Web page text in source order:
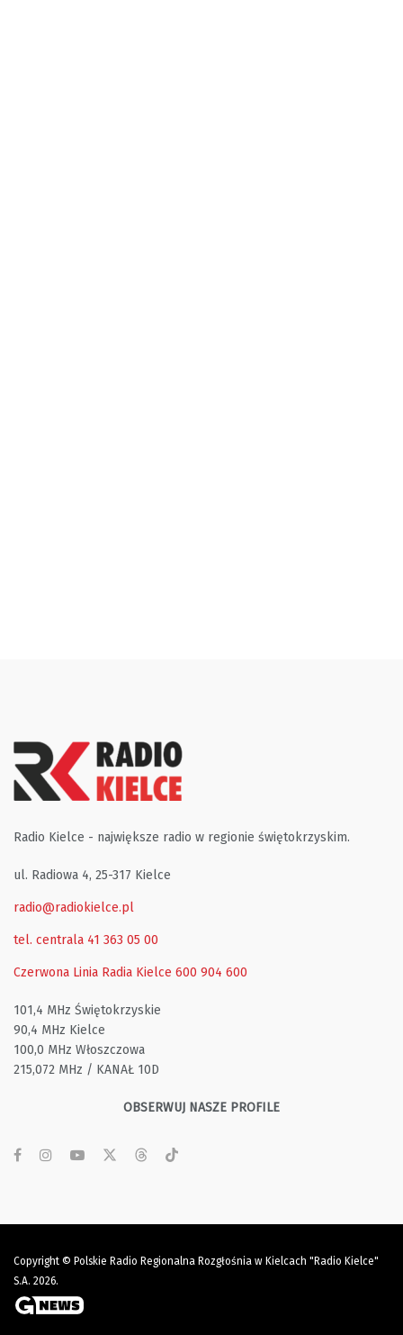
Radio Kielce - największe radio w regionie świętokrzyskim.
ul. Radiowa 4, 25-317 Kielce
radio@radiokielce.pl
tel. centrala 41 363 05 00
Czerwona Linia Radia Kielce 600 904 600
101,4 MHz Świętokrzyskie
90,4 MHz Kielce
100,0 MHz Włoszczowa
215,072 MHz / KANAŁ 10D
OBSERWUJ NASZE PROFILE
Copyright © Polskie Radio Regionalna Rozgłośnia w Kielcach "Radio Kielce"
S.A. 2026.